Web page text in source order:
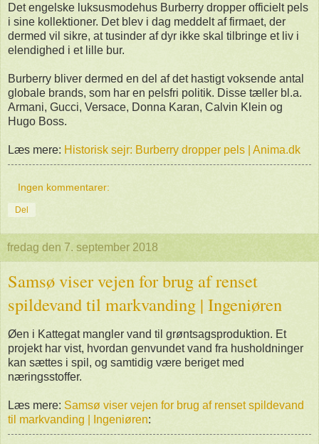
Det engelske luksusmodehus Burberry dropper officielt pels
i sine kollektioner. Det blev i dag meddelt af firmaet, der
dermed vil sikre, at tusinder af dyr ikke skal tilbringe et liv i
elendighed i et lille bur.
Burberry bliver dermed en del af det hastigt voksende antal
globale brands, som har en pelsfri politik. Disse tæller bl.a.
Armani, Gucci, Versace, Donna Karan, Calvin Klein og
Hugo Boss.
Læs mere: Historisk sejr: Burberry dropper pels | Anima.dk
Ingen kommentarer:
Del
fredag den 7. september 2018
Samsø viser vejen for brug af renset
spildevand til markvanding | Ingeniøren
Øen i Kattegat mangler vand til grøntsagsproduktion. Et
projekt har vist, hvordan genvundet vand fra husholdninger
kan sættes i spil, og samtidig være beriget med
næringsstoffer.
Læs mere: Samsø viser vejen for brug af renset spildevand
til markvanding | Ingeniøren: